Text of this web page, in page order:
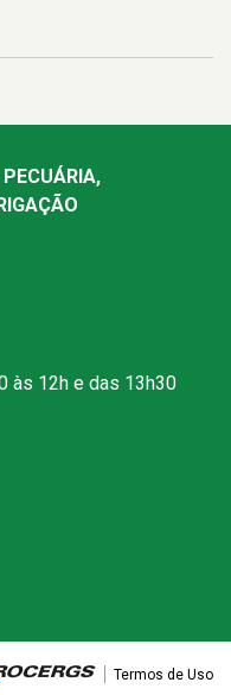
às 12h e das 13h30
Termos de Uso